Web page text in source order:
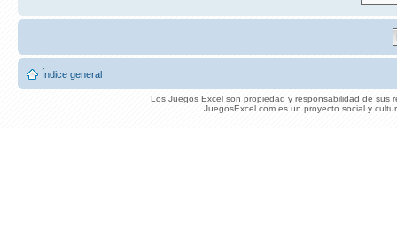
Índice general
Los Juegos Excel son propiedad y responsabilidad de sus
JuegosExcel.com es un proyecto social y